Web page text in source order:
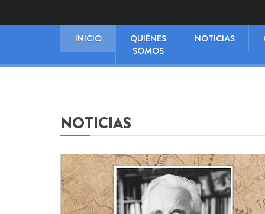
INICIO
QUIÉNES
SOMOS
NOTICIAS
NOTICIAS